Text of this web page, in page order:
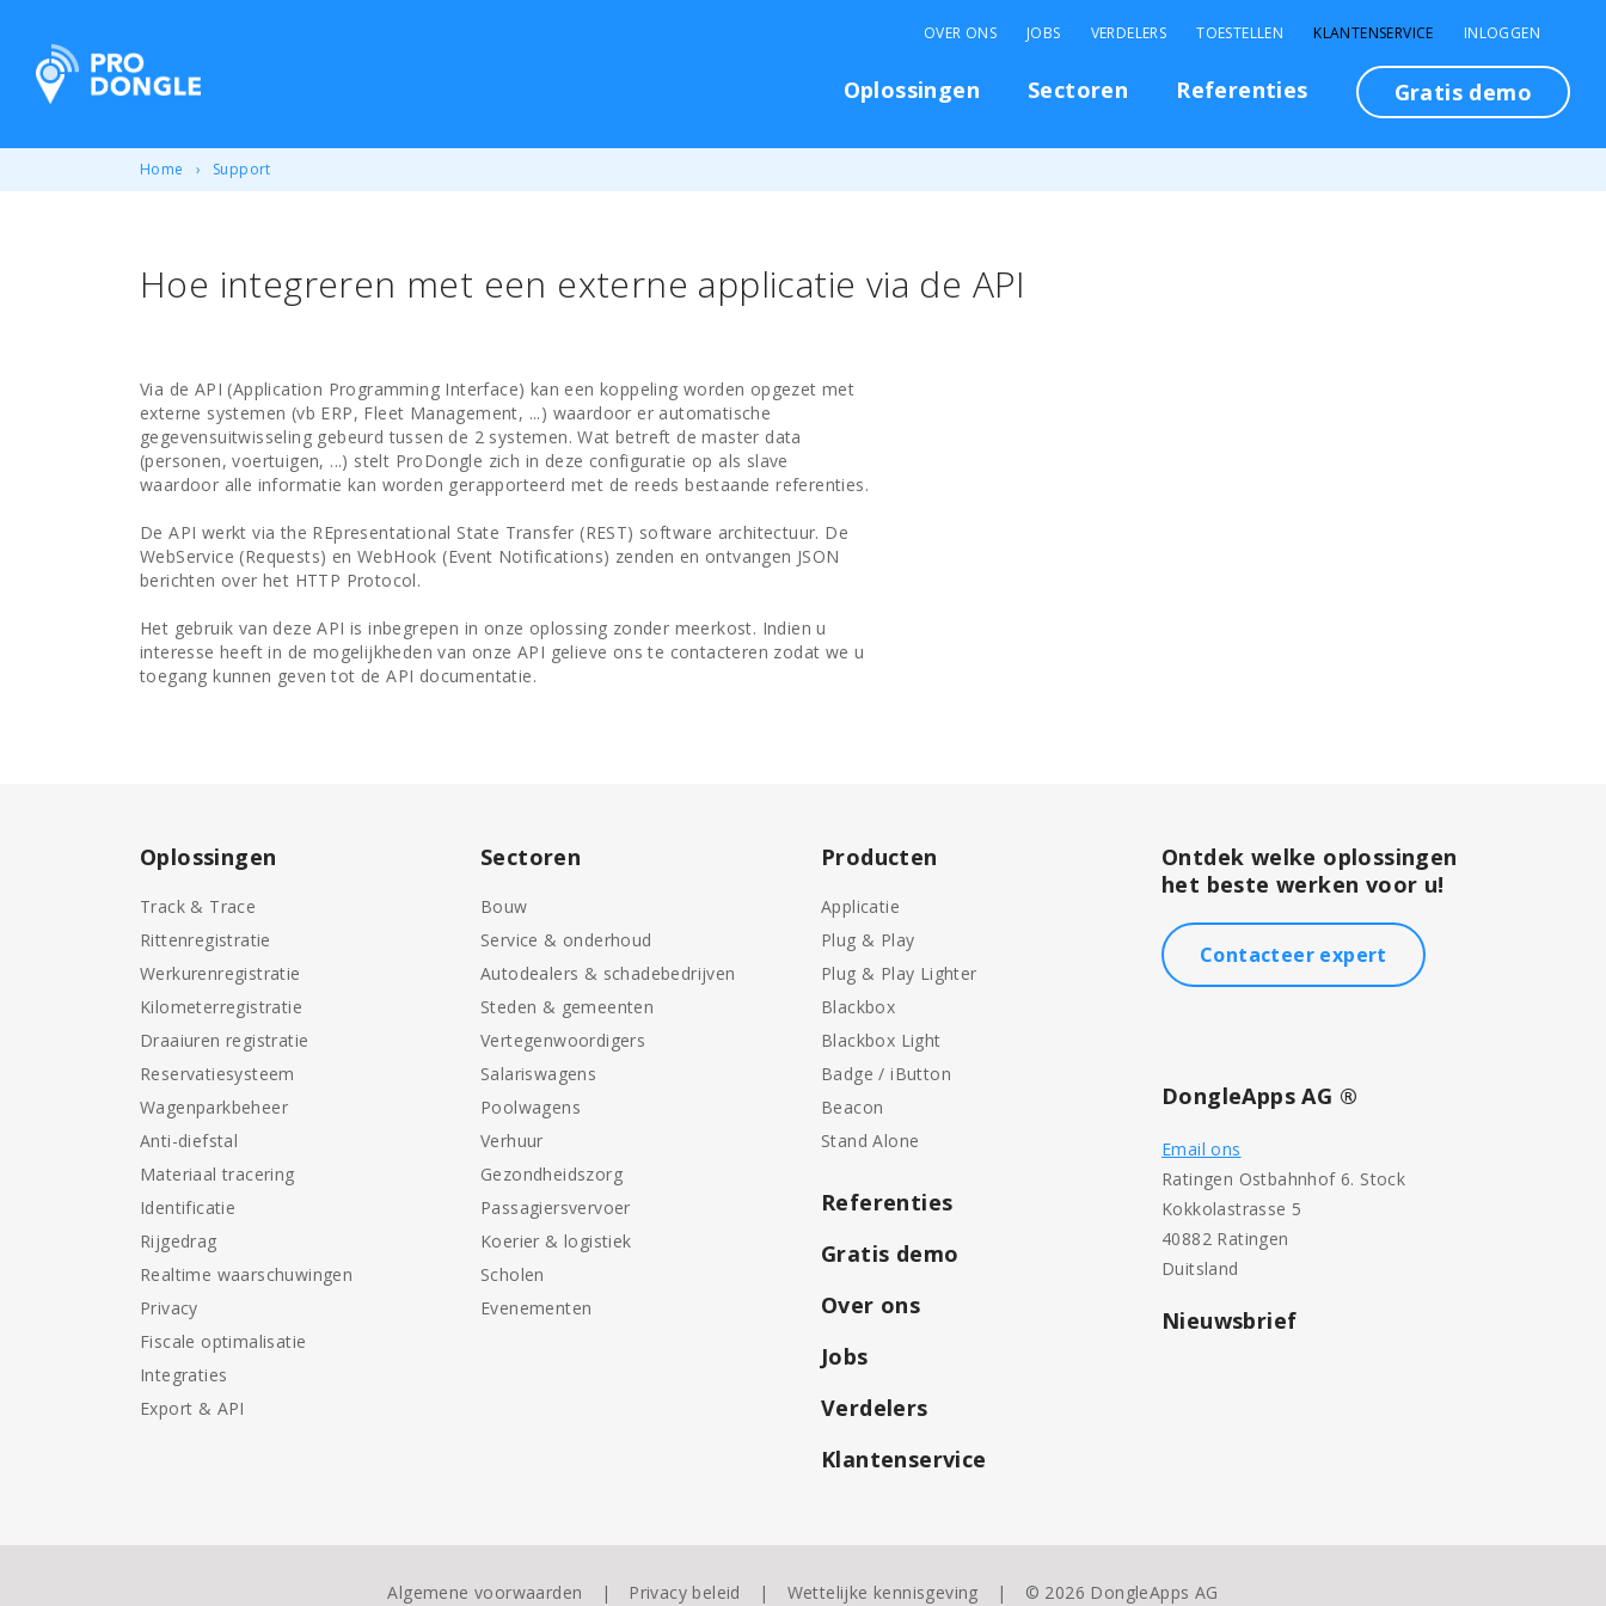
ProDongle Track & Trace
Oplossingen Sectoren Referenties Gratis demo
OVER ONS JOBS VERDELERS TOESTELLEN KLANTENSERVICE INLOGGEN
Home Support
Hoe integreren met een externe applicatie via de API
Via de API (Application Programming Interface) kan een koppeling worden opgezet met
externe systemen (vb ERP, Fleet Management, ...) waardoor er automatische
gegevensuitwisseling gebeurd tussen de 2 systemen. Wat betreft de master data
(personen, voertuigen, ...) stelt ProDongle zich in deze configuratie op als slave
waardoor alle informatie kan worden gerapporteerd met de reeds bestaande referenties.
De API werkt via the REpresentational State Transfer (REST) software architectuur. De
WebService (Requests) en WebHook (Event Notifications) zenden en ontvangen JSON
berichten over het HTTP Protocol.
Het gebruik van deze API is inbegrepen in onze oplossing zonder meerkost. Indien u
interesse heeft in de mogelijkheden van onze API gelieve ons te contacteren zodat we u
toegang kunnen geven tot de API documentatie.
Oplossingen
Track & Trace
Rittenregistratie
Werkurenregistratie
Kilometerregistratie
Draaiuren registratie
Reservatiesysteem
Wagenparkbeheer
Anti-diefstal
Materiaal tracering
Identificatie
Rijgedrag
Realtime waarschuwingen
Privacy
Fiscale optimalisatie
Integraties
Export & API
Sectoren
Bouw
Service & onderhoud
Autodealers & schadebedrijven
Steden & gemeenten
Vertegenwoordigers
Salariswagens
Poolwagens
Verhuur
Gezondheidszorg
Passagiersvervoer
Koerier & logistiek
Scholen
Evenementen
Producten
Applicatie
Plug & Play
Plug & Play Lighter
Blackbox
Blackbox Light
Badge / iButton
Beacon
Stand Alone
Referenties
Gratis demo
Over ons
Jobs
Verdelers
Klantenservice
Ontdek welke oplossingen
het beste werken voor u!
Contacteer expert
DongleApps AG ®
Email ons
Ratingen Ostbahnhof 6. Stock
Kokkolastrasse 5
40882 Ratingen
Duitsland
Nieuwsbrief
Algemene voorwaarden Privacy beleid Wettelijke kennisgeving © 2026 DongleApps AG